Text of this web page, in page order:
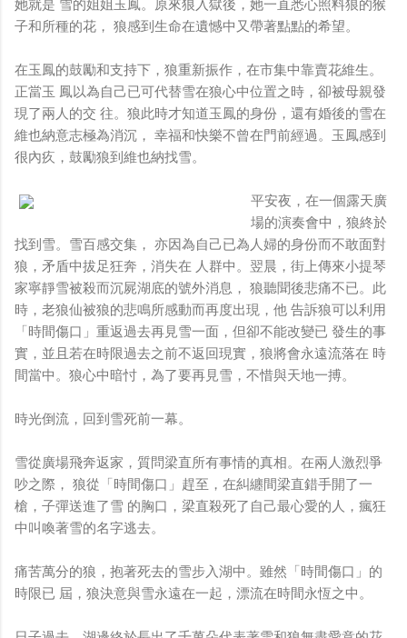
她就是 雪的姐姐玉鳳。原來狼入獄後，她一直悉心照料狼的猴
子和所種的花， 狼感到生命在遺憾中又帶著點點的希望。
在玉鳳的鼓勵和支持下，狼重新振作，在市集中靠賣花維生。
正當玉 鳳以為自己已可代替雪在狼心中位置之時，卻被母親發
現了兩人的交 往。狼此時才知道玉鳳的身份，還有婚後的雪在
維也納意志極為消沉， 幸福和快樂不曾在門前經過。玉鳳感到
很內疚，鼓勵狼到維也納找雪。
平安夜，在一個露天廣
場的演奏會中，狼終於
找到雪。雪百感交集， 亦因為自己已為人婦的身份而不敢面對
狼，矛盾中拔足狂奔，消失在 人群中。翌晨，街上傳來小提琴
家寧靜雪被殺而沉屍湖底的號外消息， 狼聽聞後悲痛不已。此
時，老狼仙被狼的悲鳴所感動而再度出現，他 告訴狼可以利用
「時間傷口」重返過去再見雪一面，但卻不能改變已 發生的事
實，並且若在時限過去之前不返回現實，狼將會永遠流落在 時
間當中。狼心中暗忖，為了要再見雪，不惜與天地一搏。
時光倒流，回到雪死前一幕。
雪從廣場飛奔返家，質問梁直所有事情的真相。在兩人激烈爭
吵之際， 狼從「時間傷口」趕至，在糾纏間梁直錯手開了一
槍，子彈送進了雪 的胸口，梁直殺死了自己最心愛的人，瘋狂
中叫喚著雪的名字逃去。
痛苦萬分的狼，抱著死去的雪步入湖中。雖然「時間傷口」的
時限已 屆，狼決意與雪永遠在一起，漂流在時間永恆之中。